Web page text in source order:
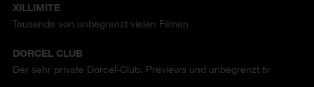
XILLIMITE
Tausende von unbegrenzt vielen Filmen
DORCEL CLUB
Der sehr private Dorcel-Club. Previews und unbegrenzt tv